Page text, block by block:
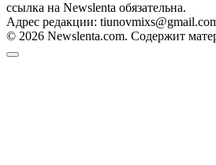
ссылка на Newslenta обязательна.
Адрес редакции:
© 2026 Newslenta.com. Содержит